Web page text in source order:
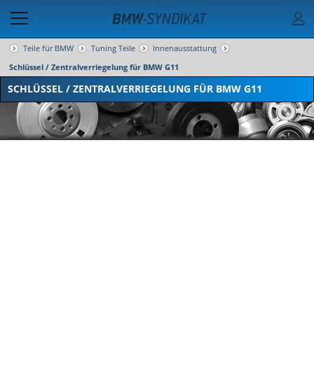
Teile für BMW Tuning Teile
Innenausstattung
Schlüssel / Zentralverriegelung für BMW G11
SCHLÜSSEL / ZENTRALVERRIEGELUNG FÜR BMW G11